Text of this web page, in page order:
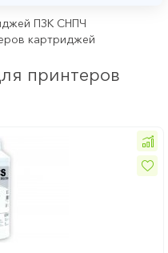
ПЗК СНПЧ
картриджей
принтеров